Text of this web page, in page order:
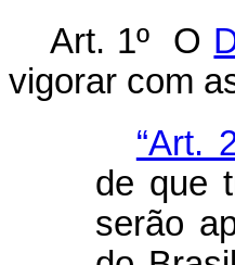
Art. 1º O
vigorar com
“Art.
de que
serão